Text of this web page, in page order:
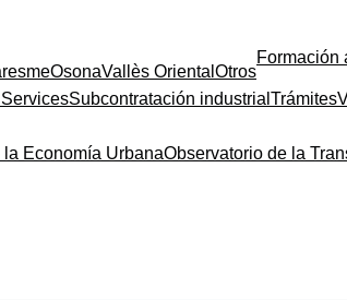
OsonaVallès Oriental Otros
Formación
Subcontratación industrial Trámites
Economía UrbanaObservatorio de la